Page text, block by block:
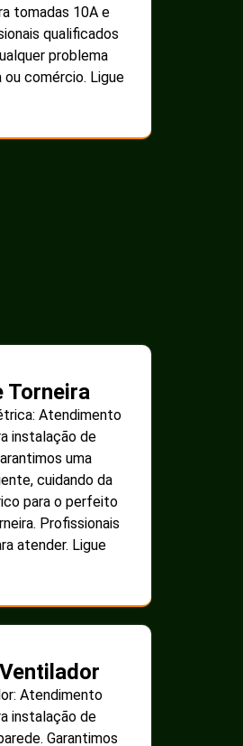
tomadas 10A e
qualificados
problema
comércio. Ligue
Torneira
Atendimento
instalação de
uma
cuidando da
para o perfeito
Profissionais
atender. Ligue
Atendimento
instalação de
Garantimos